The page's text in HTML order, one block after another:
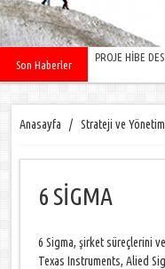
Son Haberler
PROJE HİBE
Anasayfa / Strateji ve Yönetim
6 SİGMA
6 Sigma, şirket süreçlerini
Texas Instruments, Alied